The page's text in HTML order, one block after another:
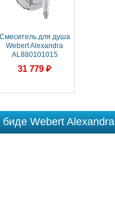
Смеситель для душа
Webert Alexandra
AL880101015
31 779 ₽
Webert Alexandra